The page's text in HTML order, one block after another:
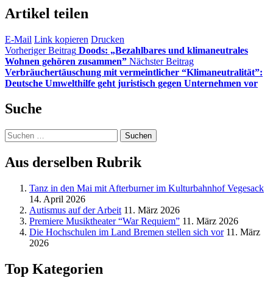
Artikel teilen
E-Mail Link kopieren Drucken
Vorheriger Beitrag Doods: „Bezahlbares und klimaneutrales
Wohnen gehören zusammen” Nächster Beitrag
Verbräuchertäuschung mit vermeintlicher “Klimaneutralität”:
Deutsche Umwelthilfe geht juristisch gegen Unternehmen vor
Suche
Suchen
nach:
Aus derselben Rubrik
Tanz in den Mai mit Afterburner im Kulturbahnhof Vegesack
14. April 2026
Autismus auf der Arbeit 11. März 2026
Premiere Musiktheater “War Requiem” 11. März 2026
Die Hochschulen im Land Bremen stellen sich vor 11. März
2026
Top Kategorien